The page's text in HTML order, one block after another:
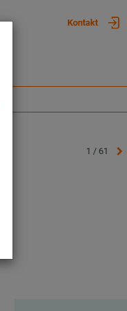
Kontakt
1 / 61